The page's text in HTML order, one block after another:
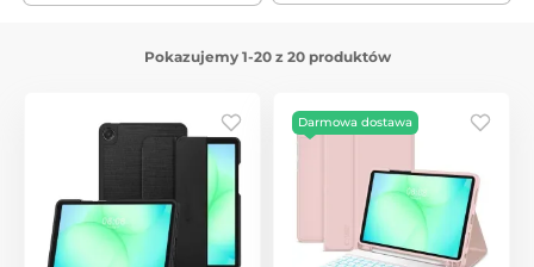
Pokazujemy 1-20 z 20 produktów
Darmowa dostawa